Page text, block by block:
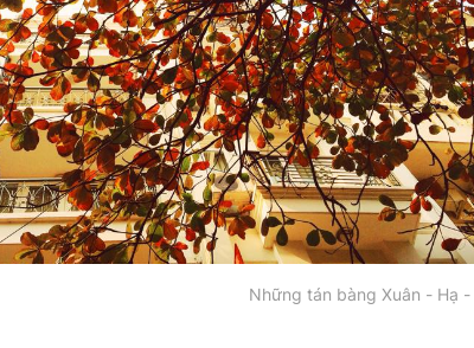
Những tán bàng Xuân - Hạ